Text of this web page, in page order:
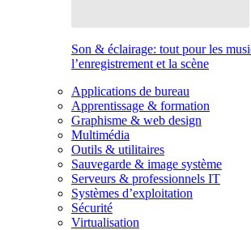
Son & éclairage: tout pour les
l’enregistrement et la scène
Applications de bureau
Apprentissage & formation
Graphisme & web design
Multimédia
Outils & utilitaires
Sauvegarde & image système
Serveurs & professionnels IT
Systèmes d’exploitation
Sécurité
Virtualisation